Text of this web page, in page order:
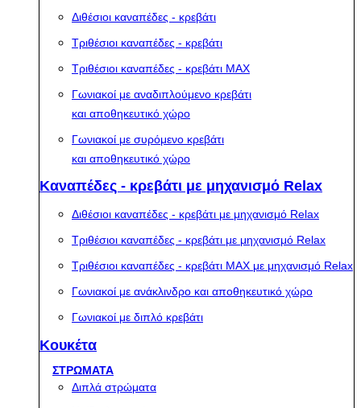
Διθέσιοι καναπέδες - κρεβάτι
Τριθέσιοι καναπέδες - κρεβάτι
Τριθέσιοι καναπέδες - κρεβάτι MAX
Γωνιακοί με αναδιπλούμενο κρεβάτι
και αποθηκευτικό χώρο
Γωνιακοί με συρόμενο κρεβάτι
και αποθηκευτικό χώρο
Καναπέδες - κρεβάτι με μηχανισμό Relax
Διθέσιοι καναπέδες - κρεβάτι με μηχανισμό Relax
Τριθέσιοι καναπέδες - κρεβάτι με μηχανισμό Relax
Τριθέσιοι καναπέδες - κρεβάτι MAX με μηχανισμό Relax
Γωνιακοί με ανάκλινδρο και αποθηκευτικό χώρο
Γωνιακοί με διπλό κρεβάτι
Κουκέτα
ΣΤΡΩΜΑΤΑ
Διπλά στρώματα